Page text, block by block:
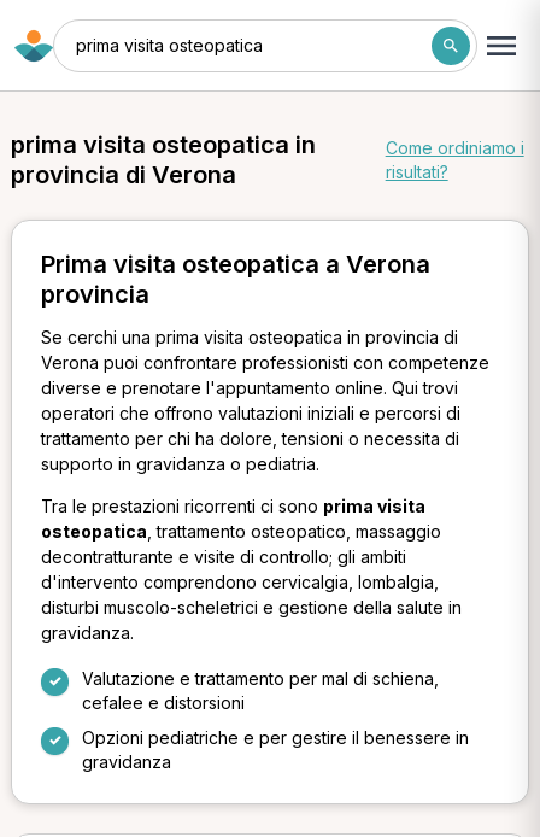
prima visita osteopatica
prima visita osteopatica in
provincia di Verona
Come ordiniamo i
risultati?
Prima visita osteopatica a Verona
provincia
Se cerchi una prima visita osteopatica in provincia di
Verona puoi confrontare professionisti con competenze
diverse e prenotare l'appuntamento online. Qui trovi
operatori che offrono valutazioni iniziali e percorsi di
trattamento per chi ha dolore, tensioni o necessita di
supporto in gravidanza o pediatria.
Tra le prestazioni ricorrenti ci sono prima visita
osteopatica , trattamento osteopatico, massaggio
decontratturante e visite di controllo; gli ambiti
d'intervento comprendono cervicalgia, lombalgia,
disturbi muscolo-scheletrici e gestione della salute in
gravidanza.
Valutazione e trattamento per mal di schiena,
cefalee e distorsioni
Opzioni pediatriche e per gestire il benessere in
gravidanza